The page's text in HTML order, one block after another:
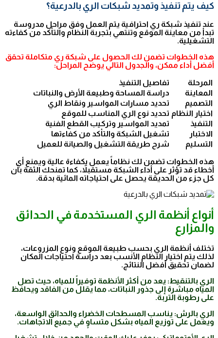
كيف يتم تنفيذ وتمديد شبكات الري بالدرعية؟
عند تنفيذ شبكة ري احترافية يتم العمل وفق مراحل مدروسة
تبدأ من معاينة الموقع وتنتهي بتجربة النظام والتأكد من كفاءته
التشغيلية.
هذه الخطوات تضمن لك الحصول على شبكة ري متكاملة تحقق
أفضل أداء ممكن، والجدول التالي يوضح المراحل:
المرحلة
تفاصيل التنفيذ
المعاينة
دراسة المساحة وطبيعة الأرض والنباتات
التصميم
تحديد مسارات المواسير ونقاط الري
اختيار النظام تحديد نوع الري المناسب للموقع
التنفيذ
تمديد المواسير وتركيب القطع الفنية
الاختبار
تشغيل الشبكة والتأكد من كفاءتها
التسليم
شرح طريقة التشغيل والصيانة للعميل
هذه الخطوات تضمن لك نظاماً يعمل بكفاءة عالية ويمنع أي
أخطاء قد تؤثر على أداء الشبكة مستقبلاً، كما تمنحك الثقة بأن
كل جزء من الحديقة يحصل على احتياجاته المائية بدقة.
أنواع أنظمة الري المستخدمة في الحدائق
والمزارع
تختلف أنظمة الري بحسب طبيعة الموقع ونوع المزروعات،
لذلك يتم اختيار النظام الأنسب بعد دراسة احتياجات المكان
لضمان تحقيق أفضل النتائج.
الري بالتنقيط: يعد من أكثر الأنظمة توفيراً للمياه، حيث تصل
المياه مباشرة إلى جذور النباتات، مما يقلل من الفاقد ويحافظ
على رطوبة التربة.
الري بالرش: يناسب المسطحات الخضراء والحدائق الواسعة،
ويعمل على توزيع المياه بشكل متساوٍ في جميع الاتجاهات.